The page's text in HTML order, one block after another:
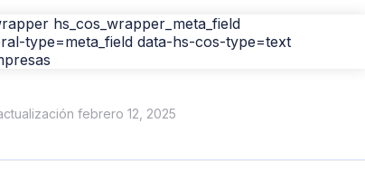
actualización febrero 12, 2025